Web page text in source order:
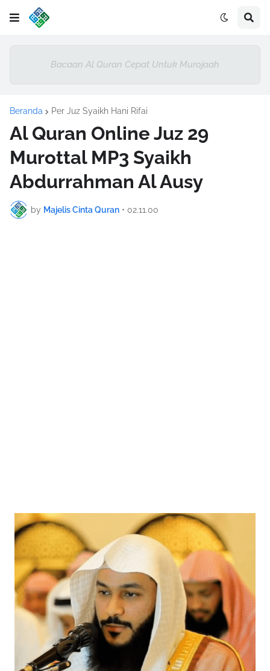
Bacaan Al Quran Cepat Untuk Murojaah
Beranda Per Juz Syaikh Hani Rifai
Al Quran Online Juz 29
Murottal MP3 Syaikh
Abdurrahman Al Ausy
by Majelis Cinta Quran • 02.11.00